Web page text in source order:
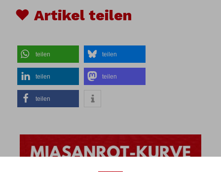
♥ Artikel teilen
teilen teilen
teilen teilen
teilen